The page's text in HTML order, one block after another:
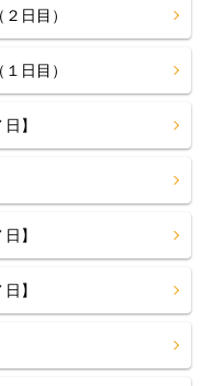
日目）
日目）
】
】
】